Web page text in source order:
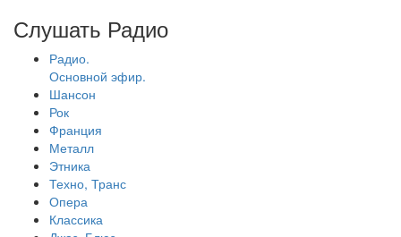
Слушать Радио
Радио.
Основной эфир.
Шансон
Рок
Франция
Металл
Этника
Техно, Транс
Опера
Классика